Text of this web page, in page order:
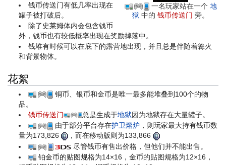
一名玩家站在一个 地
狱 中的 钱币传送门 旁。
钱币传送门有低几率出现在
罐子被打破后。
除了史莱姆体内会包含钱币
外，钱币也有较低概率出现在奖励掉落中。
钱堆有时候可以在底下的露营地出现，并且总是伴随着篝火
和背景物体。
花絮
铜币、银币和金币是唯一最多能堆叠到100个的物
品。
钱币传送门
总是生成于地狱因为地狱存在大量罐子。
由于部分平台存在护卫熔炉 ，则玩家最大持有钱币数
量为173,826 ，而在移动版则为133,866
尽管钱币有售出价格，但他们并不能出售。
铂金币的贴图规格为14×16，金币的贴图规格为12×16，